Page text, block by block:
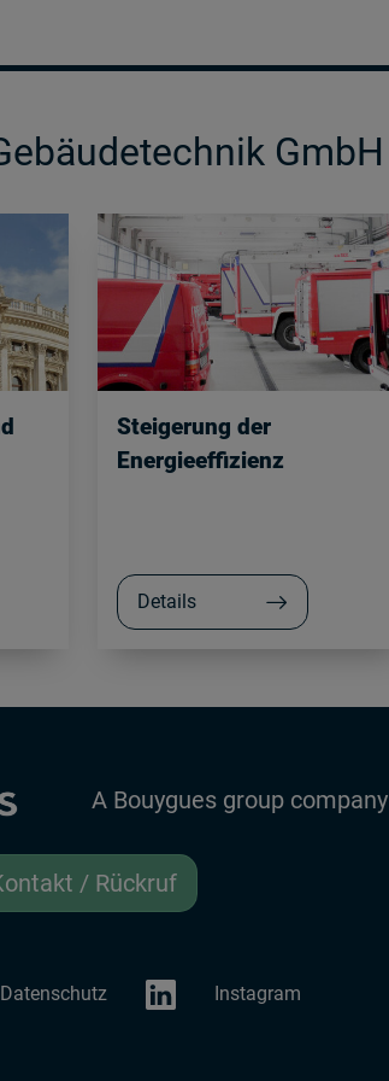
GmbH
Steigerung der
Energieeffizienz
Details
A Bouygues group company
/ Rückruf
Datenschutz LinkedIn EQUANS Austria
Instagram